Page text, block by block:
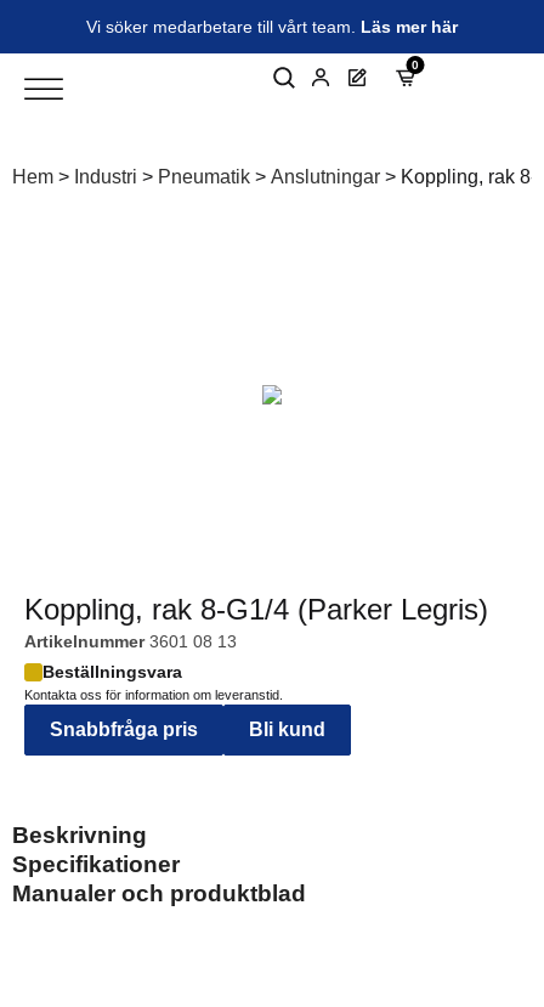
Vi söker medarbetare till vårt team. Läs mer här
0
Hem > Industri > Pneumatik > Anslutningar > Koppling, rak 8-
Koppling, rak 8-G1/4 (Parker Legris)
Artikelnummer3601 08 13
Beställningsvara
Kontakta oss för information om leveranstid.
Snabbfråga pris Bli kund
Beskrivning
Specifikationer
Manualer och produktblad